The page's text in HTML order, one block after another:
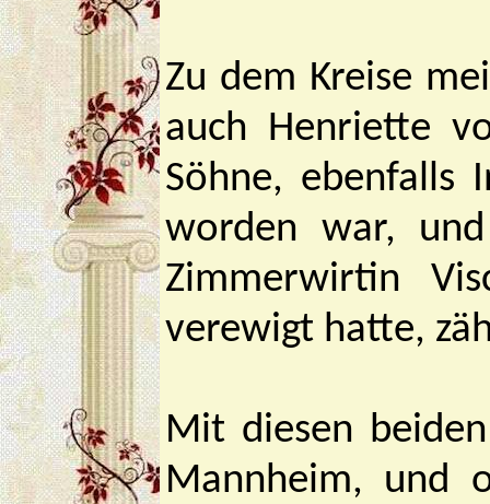
Zu dem Kreise
auch Henriette
Söhne, ebenfalls
worden war,
Zimmerwirtin
verewigt hatte,
Mit diesen
Mannheim, und